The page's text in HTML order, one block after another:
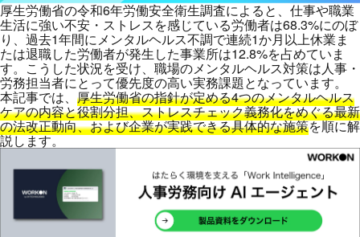
厚生労働省の令和6年労働安全衛生調査によると、仕事や職業
生活に強い不安・ストレスを感じている労働者は68.3%にのぼ
り、過去1年間にメンタルヘルス不調で連続1か月以上休業ま
たは退職した労働者が発生した事業所は12.8%を占めていま
す。こうした状況を受け、職場のメンタルヘルス対策は人事・
労務担当者にとって優先度の高い実務課題となっています。
本記事では、 厚生労働省の指針が定める4つのメンタルヘルス
ケアの内容と役割分担、ストレスチェック義務化をめぐる最新
の法改正動向、および企業が実践できる具体的な施策を順に解
説します。